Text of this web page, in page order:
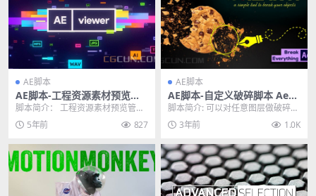
AE脚本
AE脚本-工程资源素材预览管
理导入脚本 Aescripts AEvie
wer V1.7.1 Win/Mac
脚本简介： 工程资源素材预览管理
导入脚本 Aescripts AEviewer ...
5年前 827
AE脚本
AE脚本-自定义破碎脚本 Aesc
ripts Break It V1.1.2
脚本简介: 可以对任意图层做破碎动
画效果，自定义控制需要破碎的位
置、破碎的程度等...
3年前 1.0K